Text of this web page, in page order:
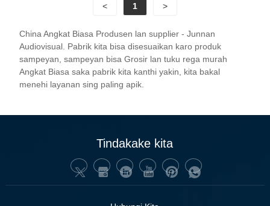
< 1 >
China Angkat Biasa Produsen lan supplier - Junnan
Audiovisual. Pabrik kita bisa disesuaikan karo produk
sampeyan, sampeyan bisa Grosir lan tuku rega murah
Angkat Biasa saka pabrik kita kanthi yakin, kita bakal
menehi layanan sing paling apik.
Tindakake kita